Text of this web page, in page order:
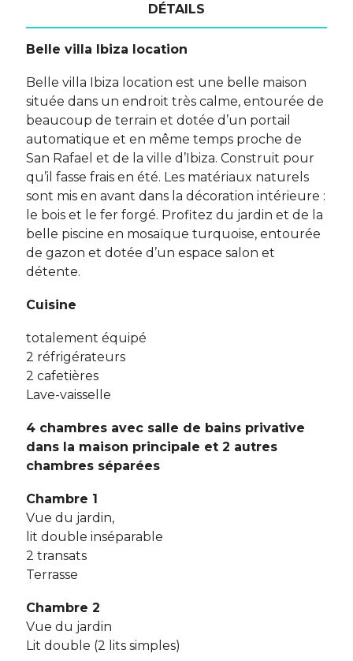
DÉTAILS
Belle villa Ibiza location
Belle villa Ibiza location est une belle maison
située dans un endroit très calme, entourée de
beaucoup de terrain et dotée d’un portail
automatique et en même temps proche de
San Rafael et de la ville d’Ibiza. Construit pour
qu’il fasse frais en été. Les matériaux naturels
sont mis en avant dans la décoration intérieure :
le bois et le fer forgé. Profitez du jardin et de la
belle piscine en mosaïque turquoise, entourée
de gazon et dotée d’un espace salon et
détente.
Cuisine
totalement équipé
2 réfrigérateurs
2 cafetières
Lave-vaisselle
4 chambres avec salle de bains privative
dans la maison principale et 2 autres
chambres séparées
Chambre 1
Vue du jardin,
lit double inséparable
2 transats
Terrasse
Chambre 2
Vue du jardin
Lit double (2 lits simples)